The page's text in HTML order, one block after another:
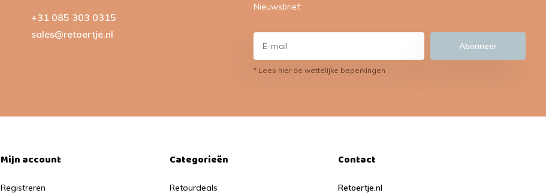
+31 085 303 0315
sales@retoertje.nl
Nieuwsbrief:
Abonneer
* Lees hier de wettelijke beperkingen
Mijn account
Registreren
Categorieën
Retourdeals
Contact
Retoertje.nl